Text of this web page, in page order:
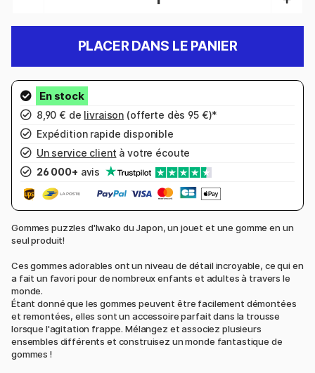
PLACER DANS LE PANIER
8,90 € de livraison (offerte dès 95 €)*
Expédition rapide disponible
Un service client à votre écoute
26 000+ avis
Gommes puzzles d'Iwako du Japon, un jouet et une gomme en un
seul produit!
Ces gommes adorables ont un niveau de détail incroyable, ce qui en
a fait un favori pour de nombreux enfants et adultes à travers le
monde.
Étant donné que les gommes peuvent être facilement démontées
et remontées, elles sont un accessoire parfait dans la trousse
lorsque l'agitation frappe. Mélangez et associez plusieurs
ensembles différents et construisez un monde fantastique de
gommes !